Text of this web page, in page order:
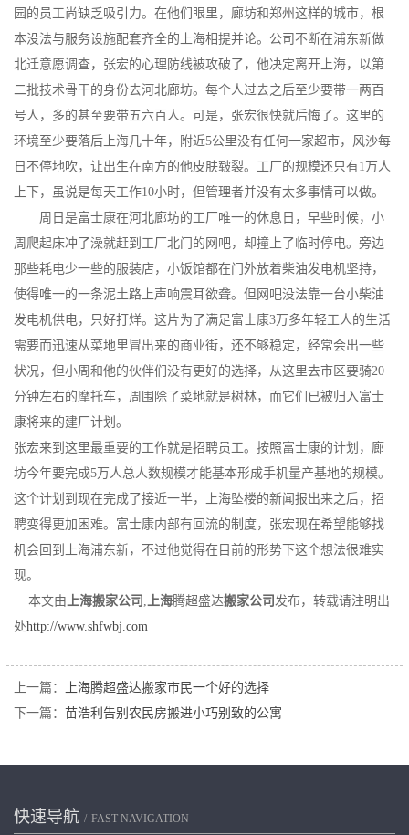
园的员工尚缺乏吸引力。在他们眼里，廊坊和郑州这样的城市，根
本没法与服务设施配套齐全的上海相提并论。公司不断在浦东新做
北迁意愿调查，张宏的心理防线被攻破了，他决定离开上海，以第
二批技术骨干的身份去河北廊坊。每个人过去之后至少要带一两百
号人，多的甚至要带五六百人。可是，张宏很快就后悔了。这里的
环境至少要落后上海几十年，附近5公里没有任何一家超市，风沙每
日不停地吹，让出生在南方的他皮肤皲裂。工厂的规模还只有1万人
上下，虽说是每天工作10小时，但管理者并没有太多事情可以做。
周日是富士康在河北廊坊的工厂唯一的休息日，早些时候，小
周爬起床冲了澡就赶到工厂北门的网吧，却撞上了临时停电。旁边
那些耗电少一些的服装店，小饭馆都在门外放着柴油发电机坚持，
使得唯一的一条泥土路上声响震耳欲聋。但网吧没法靠一台小柴油
发电机供电，只好打烊。这片为了满足富士康3万多年轻工人的生活
需要而迅速从菜地里冒出来的商业街，还不够稳定，经常会出一些
状况，但小周和他的伙伴们没有更好的选择，从这里去市区要骑20
分钟左右的摩托车，周围除了菜地就是树林，而它们已被归入富士
康将来的建厂计划。
张宏来到这里最重要的工作就是招聘员工。按照富士康的计划，廊
坊今年要完成5万人总人数规模才能基本形成手机量产基地的规模。
这个计划到现在完成了接近一半，上海坠楼的新闻报出来之后，招
聘变得更加困难。富士康内部有回流的制度，张宏现在希望能够找
机会回到上海浦东新，不过他觉得在目前的形势下这个想法很难实
现。
本文由上海搬家公司 ,上海腾超盛达搬家公司 发布，转载请注明出
处http://www.shfwbj.com
上一篇：
上海腾超盛达搬家市民一个好的选择
下一篇： 苗浩利告别农民房搬进小巧别致的公寓
快速导航 FAST NAVIGATION